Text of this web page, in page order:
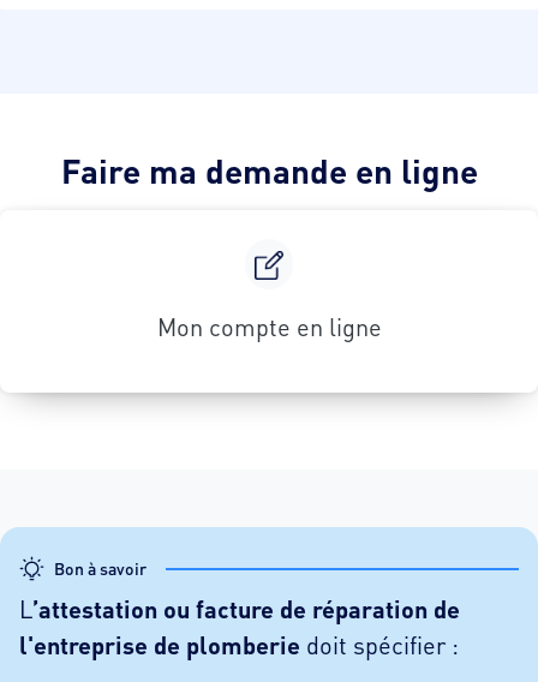
Faire ma demande en ligne
Mon compte en ligne
Bon à savoir
L’attestation ou facture de réparation de
l'entreprise de plomberie doit spécifier :